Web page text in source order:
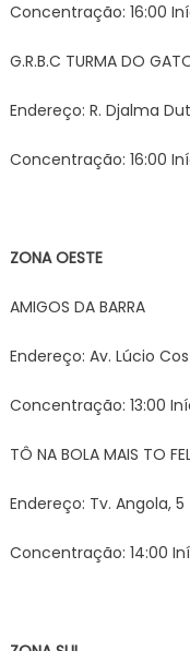
Concentração: 16:00
G.R.B.C TURMA DO
Endereço: R. Djalma
Concentração: 16:00
ZONA OESTE
AMIGOS DA BARRA
Endereço: Av. Lúcio
Concentração: 13:00
TÔ NA BOLA MAIS TO
Endereço: Tv. Angola,
Concentração: 14:00